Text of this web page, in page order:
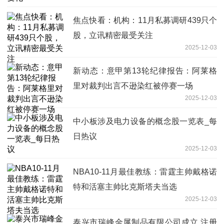
焦点快看：机构：11月私募调研439只个
股，立讯精密最受关注
2025-12-03
新动态：意甲第13轮纪律报告：阿莱格
里对裁判出言不逊染红被停赛一场
2025-12-03
中小板涉及电力设备的概念股一览表_每
日热议
2025-12-03
NBA10-11月最佳教练：雷霆主帅戴格诺
特和活塞主帅比克斯塔夫当选
2025-12-03
泰兴市瑞峰金属制品有限公司成立 注册